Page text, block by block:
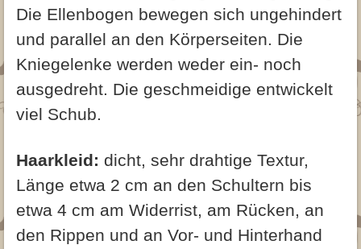
Die Ellenbogen bewegen sich ungehindert
und parallel an den Körperseiten. Die
Kniegelenke werden weder ein- noch
ausgedreht. Die geschmeidige entwickelt
viel Schub.
Haarkleid: dicht, sehr drahtige Textur,
Länge etwa 2 cm an den Schultern bis
etwa 4 cm am Widerrist, am Rücken, an
den Rippen und an Vor- und Hinterhand